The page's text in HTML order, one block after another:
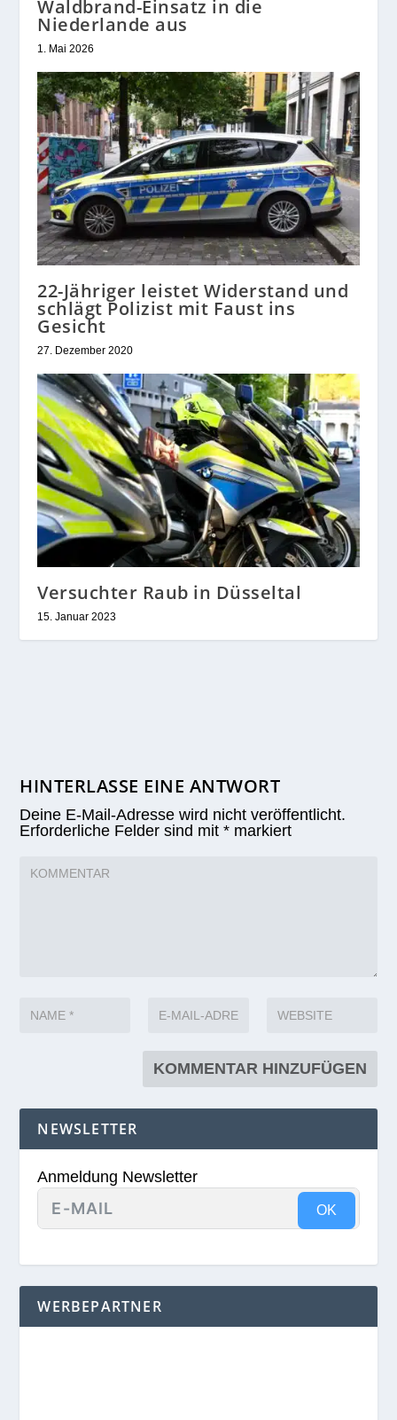
Waldbrand-Einsatz in die
Niederlande aus
1. Mai 2026
22-Jähriger leistet Widerstand und
schlägt Polizist mit Faust ins
Gesicht
27. Dezember 2020
Versuchter Raub in Düsseltal
15. Januar 2023
HINTERLASSE EINE ANTWORT
Deine E-Mail-Adresse wird nicht veröffentlicht.
Erforderliche Felder sind mit* markiert
NEWSLETTER
Anmeldung Newsletter
OK
WERBEPARTNER